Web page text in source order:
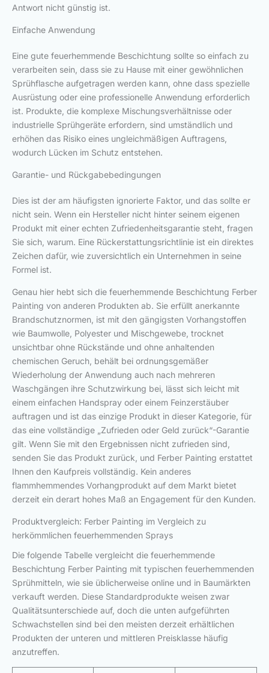
Antwort nicht günstig ist.
Einfache Anwendung
Eine gute feuerhemmende Beschichtung sollte so einfach zu
verarbeiten sein, dass sie zu Hause mit einer gewöhnlichen
Sprühflasche aufgetragen werden kann, ohne dass spezielle
Ausrüstung oder eine professionelle Anwendung erforderlich
ist. Produkte, die komplexe Mischungsverhältnisse oder
industrielle Sprühgeräte erfordern, sind umständlich und
erhöhen das Risiko eines ungleichmäßigen Auftragens,
wodurch Lücken im Schutz entstehen.
Garantie- und Rückgabebedingungen
Dies ist der am häufigsten ignorierte Faktor, und das sollte er
nicht sein. Wenn ein Hersteller nicht hinter seinem eigenen
Produkt mit einer echten Zufriedenheitsgarantie steht, fragen
Sie sich, warum. Eine Rückerstattungsrichtlinie ist ein direktes
Zeichen dafür, wie zuversichtlich ein Unternehmen in seine
Formel ist.
Genau hier hebt sich die feuerhemmende Beschichtung Ferber
Painting von anderen Produkten ab. Sie erfüllt anerkannte
Brandschutznormen, ist mit den gängigsten Vorhangstoffen
wie Baumwolle, Polyester und Mischgewebe, trocknet
unsichtbar ohne Rückstände und ohne anhaltenden
chemischen Geruch, behält bei ordnungsgemäßer
Wiederholung der Anwendung auch nach mehreren
Waschgängen ihre Schutzwirkung bei, lässt sich leicht mit
einem einfachen Handspray oder einem Feinzerstäuber
auftragen und ist das einzige Produkt in dieser Kategorie, für
das eine vollständige „Zufrieden oder Geld zurück“-Garantie
gilt. Wenn Sie mit den Ergebnissen nicht zufrieden sind,
senden Sie das Produkt zurück, und Ferber Painting erstattet
Ihnen den Kaufpreis vollständig. Kein anderes
flammhemmendes Vorhangprodukt auf dem Markt bietet
derzeit ein derart hohes Maß an Engagement für den Kunden.
Produktvergleich: Ferber Painting im Vergleich zu
herkömmlichen feuerhemmenden Sprays
Die folgende Tabelle vergleicht die feuerhemmende
Beschichtung Ferber Painting mit typischen feuerhemmenden
Sprühmitteln, wie sie üblicherweise online und in Baumärkten
verkauft werden. Diese Standardprodukte weisen zwar
Qualitätsunterschiede auf, doch die unten aufgeführten
Schwachstellen sind bei den meisten derzeit erhältlichen
Produkten der unteren und mittleren Preisklasse häufig
anzutreffen.